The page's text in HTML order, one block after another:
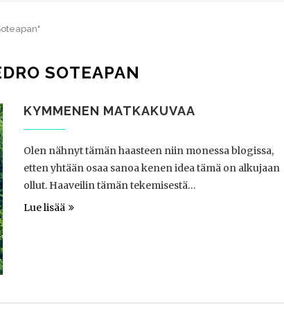
SOTEAPAN
KYMMENEN MATKAKUVAA
Olen nähnyt tämän haasteen niin monessa blogissa,
etten yhtään osaa sanoa kenen idea tämä on alkujaan
ollut. Haaveilin tämän tekemisestä…
Lue lisää